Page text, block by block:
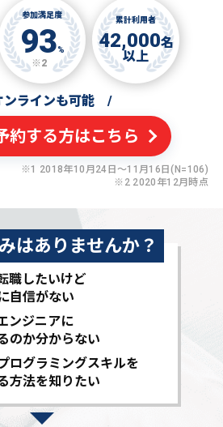
参加満足度
93%
※2
累計利用者
42,000名
以上
ンラインも可能 /
約する方はこちら
※1 2018年10月24日〜11月16日(N=106)
※2 2020年12月時点
はありませんか？
職したいけど
自信がない
ンジニアに
のか分からない
ログラミングスキルを
方法を知りたい